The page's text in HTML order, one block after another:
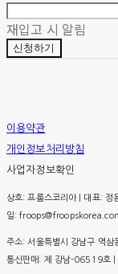
재입고 시 알림
신청하기
이용약관
개인정보처리방침
사업자정보확인
상호: 프룹스코리아 | 대표:
일:
주소: 서울특별시 강남구 역
통신판매: 제 강남-06519호|